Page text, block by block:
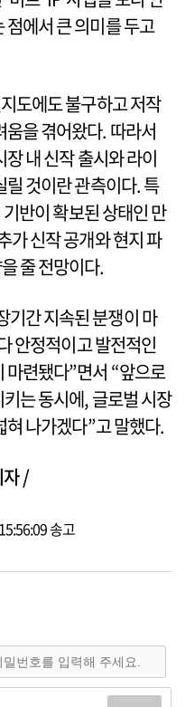
점에서 큰 의미를 두고
도에도 불구하고 저작
움을 겪어왔다. 따라서
내 신작 출시와 라이
릴 것이란 관측이다. 특
기반이 확보된 상태인 만
가 신작 공개와 현지 파
줄 전망이다.
기간 지속된 분쟁이 마
안정적이고 발전적인
마련됐다”면서 “앞으로
는 동시에, 글로벌 시장
혀 나가겠다”고 말했다.
자 /
송고